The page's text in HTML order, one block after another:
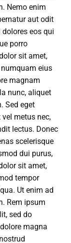
Nemo enim
aut odit
eos qui
porro
sit amet,
eius
magnam
nunc, aliquet
Sed eget
metus nec,
lectus. Donec
scelerisque
dui purus,
sit amet,
tempor
Ut enim ad
Rem ipsum
sed do
magna